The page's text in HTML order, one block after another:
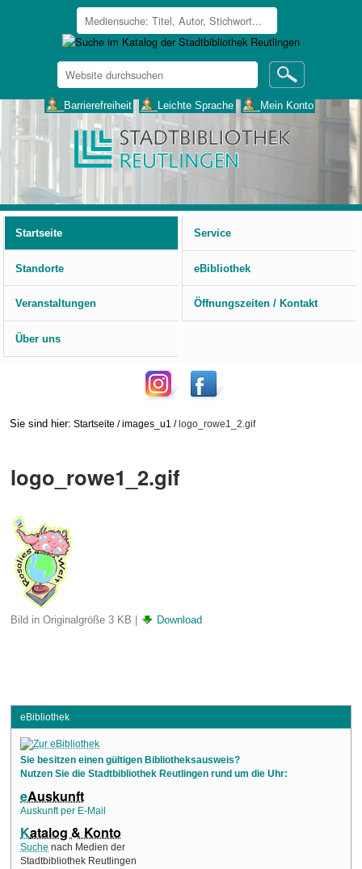
Website
durchsuchen
___Barrierefreiheit ___Leichte Sprache ___Mein Konto
Startseite
Service
Standorte eBibliothek
Veranstaltungen Öffnungszeiten / Kontakt
Über uns
Sie sind hier: Startseite /images_u1 /logo_rowe1_2.gif
logo_rowe1_2.gif
Bild in Originalgröße 3 KB | Download
eBibliothek
Sie besitzen einen gültigen Bibliotheksausweis?
Nutzen Sie die Stadtbibliothek Reutlingen rund um die Uhr:
eAuskunft
Auskunft per E-Mail
Katalog & Konto
Suche nach Medien der
Stadtbibliothek Reutlingen